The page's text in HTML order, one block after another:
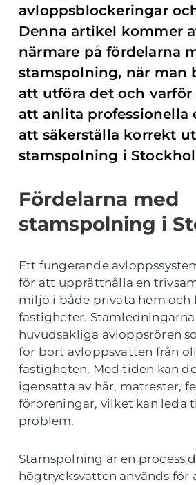
avloppsblockeringar
Denna artikel kommer
närmare på fördelarna
stamspolning, när man
att utföra det och
att anlita professionella
att säkerställa korrekt
stamspolning i
Fördelarna med
stamspolning i
Ett fungerande
för att upprätthålla en
miljö i både privata hem och
fastigheter.
huvudsakliga avloppsrören
för bort avloppsvatten från
fastigheten. Med tiden kan
igensatta av hår, matrester,
föroreningar, vilket kan leda
problem.
Stamspolning är en process
högtrycksvatten används för